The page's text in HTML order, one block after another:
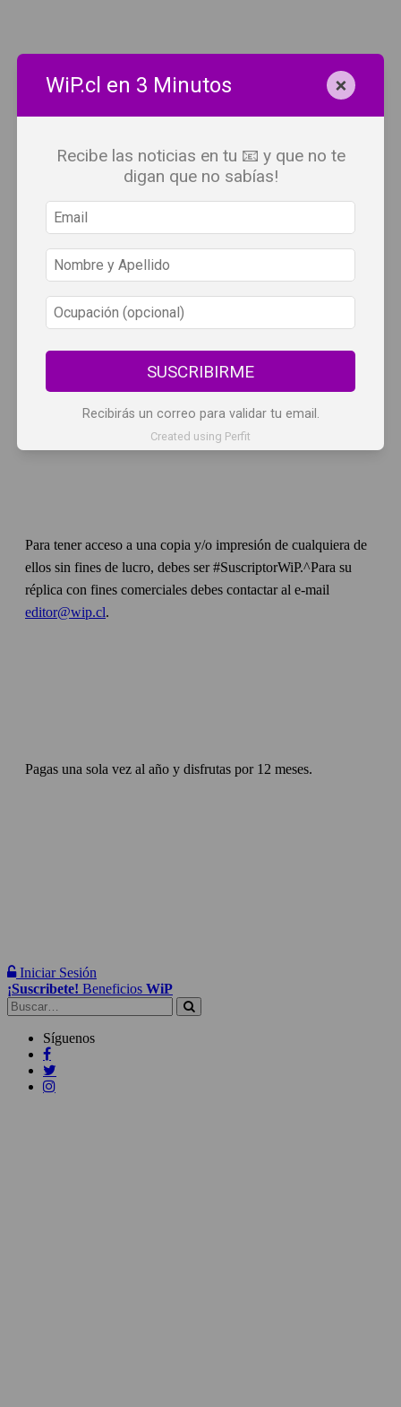
Wine Independent Press Chile, cuenta con derechos de
propiedad intelectual.
Para tener acceso a una copia y/o impresión de cualquiera de
ellos sin fines de lucro, debes ser #SuscriptorWiP.^Para su
réplica con fines comerciales debes contactar al e-mail
editor@wip.cl.
Pagas una sola vez al año y disfrutas por 12 meses.
Iniciar Sesión
¡Suscribete! Beneficios WiP
Buscar:
Síguenos
WiP.cl en 3 Minutos ×
Recibe las noticias en tu 📧 y que no te
digan que no sabías!
SUSCRIBIRME
Recibirás un correo para validar tu email.
Created using Perfit